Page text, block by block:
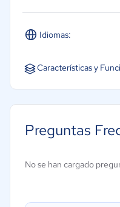
Idiomas:
Español Inglés
Características y
Preguntas
No se han cargado